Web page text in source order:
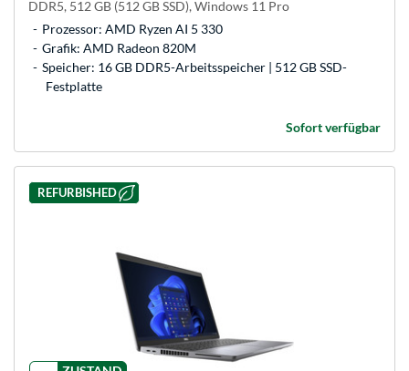
DDR5, 512 GB (512 GB SSD), Windows 11 Pro
Prozessor: AMD Ryzen AI 5 330
Grafik: AMD Radeon 820M
Speicher: 16 GB DDR5-Arbeitsspeicher | 512 GB SSD-
Festplatte
Sofort verfügbar
REFURBISHED